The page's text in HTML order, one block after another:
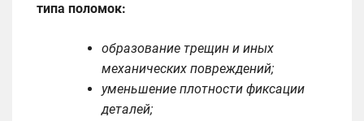
типа поломок:
образование трещин и иных
механических повреждений;
уменьшение плотности фиксации
деталей;